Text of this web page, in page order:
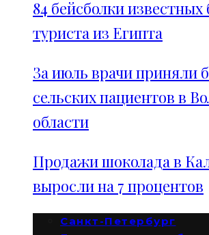
84 бейсболки известных
туриста из Египта
За июль врачи приняли
сельских пациентов в
области
Продажи шоколада в
выросли на 7 процентов
Санкт-Петербург